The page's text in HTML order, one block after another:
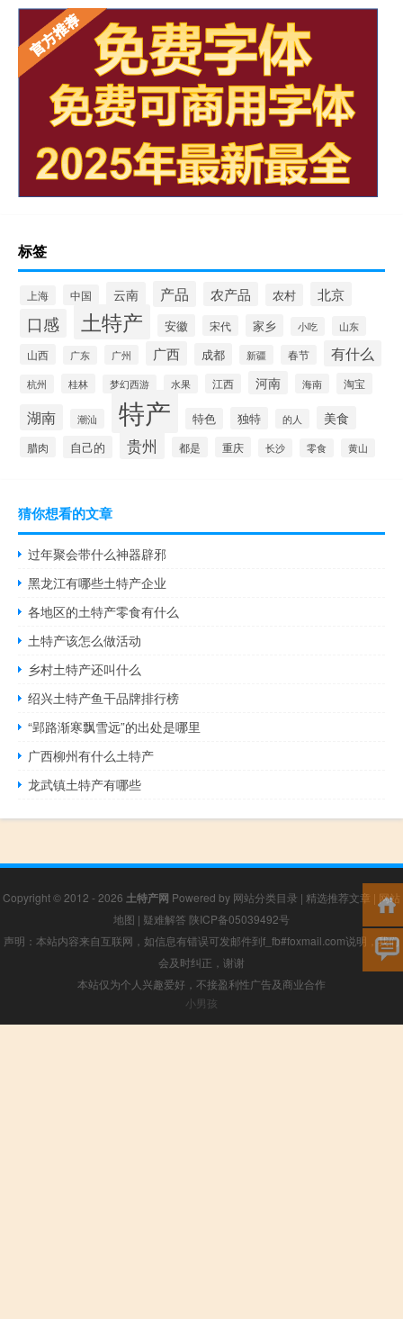
标签
上海 中国 云南 产品 农产品 农村 北京
口感 土特产 安徽 宋代 家乡 小吃 山东
山西 广东 广州 广西 成都 新疆 春节 有什么
杭州 桂林 梦幻西游 水果 江西 河南 海南 淘宝
湖南 潮汕 特产 特色 独特 的人 美食
腊肉 自己的 贵州 都是 重庆 长沙 零食 黄山
猜你想看的文章
过年聚会带什么神器辟邪
黑龙江有哪些土特产企业
各地区的土特产零食有什么
土特产该怎么做活动
乡村土特产还叫什么
绍兴土特产鱼干品牌排行榜
“郢路渐寒飘雪远”的出处是哪里
广西柳州有什么土特产
龙武镇土特产有哪些
Copyright © 2012 - 2026 土特产网 Powered by 网站分类目录 | 精选推荐文章 | 网站
地图 | 疑难解答 陕ICP备05039492号
声明：本站内容来自互联网，如信息有错误可发邮件到f_fb#foxmail.com说明，我们
会及时纠正，谢谢
本站仅为个人兴趣爱好，不接盈利性广告及商业合作
小男孩